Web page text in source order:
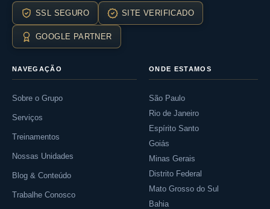
SSL SEGURO SITE VERIFICADO
GOOGLE PARTNER
NAVEGAÇÃO
Sobre o Grupo
Serviços
Treinamentos
Nossas Unidades
Blog & Conteúdo
Trabalhe Conosco
ONDE ESTAMOS
São Paulo
Rio de Janeiro
Espírito Santo
Goiás
Minas Gerais
Distrito Federal
Mato Grosso do Sul
Bahia